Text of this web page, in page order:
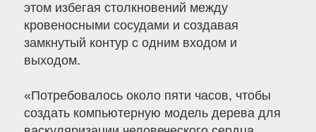
этом избегая столкновений между
кровеносными сосудами и создавая
замкнутый контур с одним входом и
выходом.
«Потребовалось около пяти часов, чтобы
создать компьютерную модель дерева для